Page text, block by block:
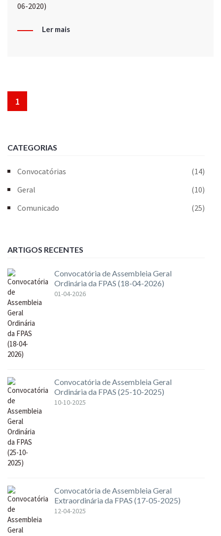
06-2020)
Ler mais
1
CATEGORIAS
Convocatórias
(14)
Geral
(10)
Comunicado
(25)
ARTIGOS RECENTES
Convocatória de Assembleia Geral
Ordinária da FPAS (18-04-2026)
01-04-2026
Convocatória de Assembleia Geral
Ordinária da FPAS (25-10-2025)
10-10-2025
Convocatória de Assembleia Geral
Extraordinária da FPAS (17-05-2025)
12-04-2025